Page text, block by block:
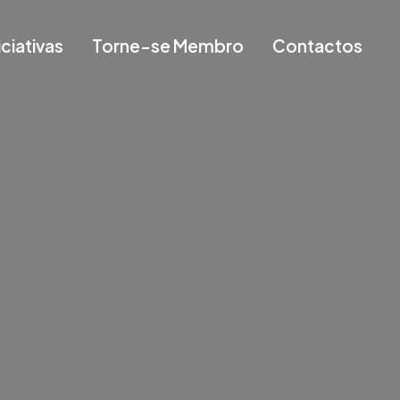
Torne-se Membro Contactos